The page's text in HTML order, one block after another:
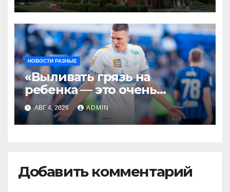
НОВОСТИ РАЗНЫЕ
«Выливать грязь на
ребенка — это очень
мерзкая история» —
Радимов о ситуации с
сыном Соболева
АВГ 4, 2026 ADMIN
Добавить комментарий